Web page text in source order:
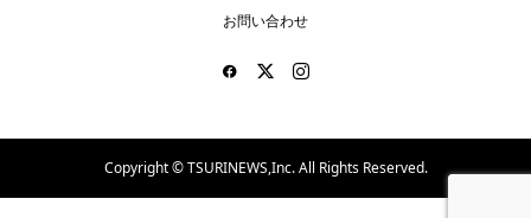
お問い合わせ
Copyright ©TSURINEWS,Inc. All Rights Reserved.